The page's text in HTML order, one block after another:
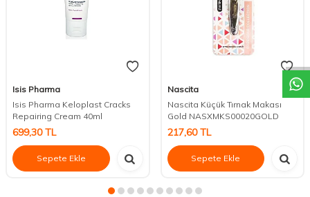
Isis Pharma
Isis Pharma Keloplast Cracks
Repairing Cream 40ml
699,30TL
Sepete Ekle
Nascita
Nascita Küçük Tırnak Makası
Gold NASXMKS00020GOLD
217,60TL
Sepete Ekle